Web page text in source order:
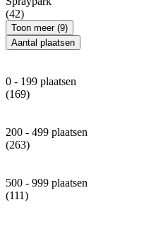
(42)
Toon meer (9)
Aantal plaatsen
0 - 199 plaatsen
(169)
200 - 499 plaatsen
(263)
500 - 999 plaatsen
(111)